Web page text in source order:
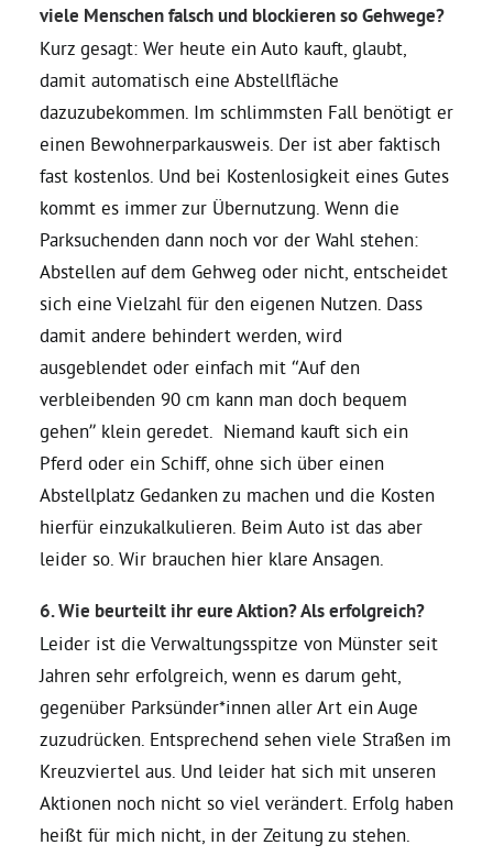
viele Menschen falsch und blockieren so Gehwege?
Kurz gesagt: Wer heute ein Auto kauft, glaubt,
damit automatisch eine Abstellfläche
dazuzubekommen. Im schlimmsten Fall benötigt er
einen Bewohnerparkausweis. Der ist aber faktisch
fast kostenlos. Und bei Kostenlosigkeit eines Gutes
kommt es immer zur Übernutzung. Wenn die
Parksuchenden dann noch vor der Wahl stehen:
Abstellen auf dem Gehweg oder nicht, entscheidet
sich eine Vielzahl für den eigenen Nutzen. Dass
damit andere behindert werden, wird
ausgeblendet oder einfach mit “Auf den
verbleibenden 90 cm kann man doch bequem
gehen” klein geredet. Niemand kauft sich ein
Pferd oder ein Schiff, ohne sich über einen
Abstellplatz Gedanken zu machen und die Kosten
hierfür einzukalkulieren. Beim Auto ist das aber
leider so. Wir brauchen hier klare Ansagen.
6. Wie beurteilt ihr eure Aktion? Als erfolgreich?
Leider ist die Verwaltungsspitze von Münster seit
Jahren sehr erfolgreich, wenn es darum geht,
gegenüber Parksünder*innen aller Art ein Auge
zuzudrücken. Entsprechend sehen viele Straßen im
Kreuzviertel aus. Und leider hat sich mit unseren
Aktionen noch nicht so viel verändert. Erfolg haben
heißt für mich nicht, in der Zeitung zu stehen.